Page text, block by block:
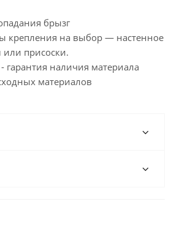
брызг
крепления на выбор — настенное
или присоски.
гарантия наличия материала
материалов